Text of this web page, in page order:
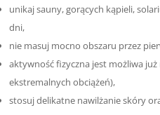
unikaj sauny, gorących kąpieli,
dni,
nie masuj mocno obszaru przez
aktywność fizyczna jest możliwa
ekstremalnych obciążeń),
stosuj delikatne nawilżanie skóry